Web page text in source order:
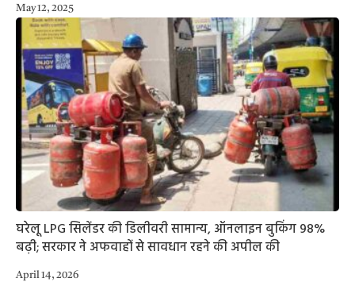
May 12, 2025
घरेलू LPG सिलेंडर की डिलीवरी सामान्य, ऑनलाइन बुकिंग 98%
बढ़ी; सरकार ने अफवाहों से सावधान रहने की अपील की
April 14, 2026